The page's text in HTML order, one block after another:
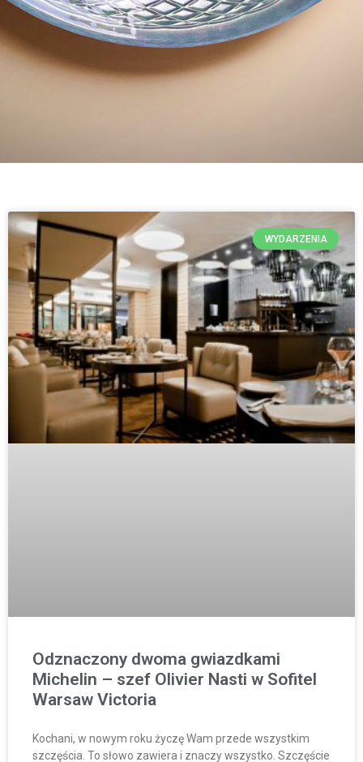
WYDARZENIA
Odznaczony dwoma gwiazdkami
Michelin – szef Olivier Nasti w Sofitel
Warsaw Victoria
Kochani, w nowym roku życzę Wam przede wszystkim
szczęścia. To słowo zawiera i znaczy wszystko. Szczęście